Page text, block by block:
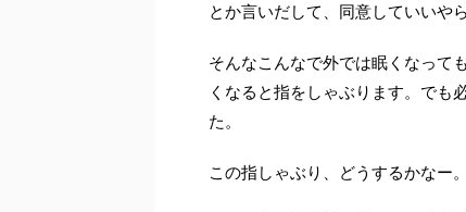
とか言いだして、同意していいや
そんなこんなで外では眠くなって
くなると指をしゃぶります。でも
た。
この指しゃぶり、どうするかなー。